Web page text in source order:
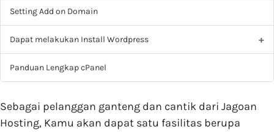
Setting Add on Domain
Dapat melakukan Install Wordpress
Panduan Lengkap cPanel
Sebagai pelanggan ganteng dan cantik dari Jagoan
Hosting, Kamu akan dapat satu fasilitas berupa